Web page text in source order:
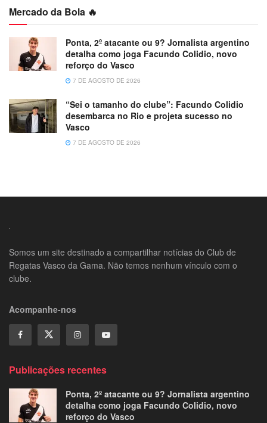
Mercado da Bola 🔥
Ponta, 2º atacante ou 9? Jornalista argentino
detalha como joga Facundo Colidio, novo
reforço do Vasco
7 DE AGOSTO DE 2026
“Sei o tamanho do clube”: Facundo Colidio
desembarca no Rio e projeta sucesso no
Vasco
7 DE AGOSTO DE 2026
Somos um site destinado a compartilhar notícias do Club de
Regatas Vasco da Gama. Não temos nenhum vínculo com o
clube.
Acompanhe-nos
Publicações recentes
Ponta, 2º atacante ou 9? Jornalista argentino
detalha como joga Facundo Colidio, novo
reforço do Vasco